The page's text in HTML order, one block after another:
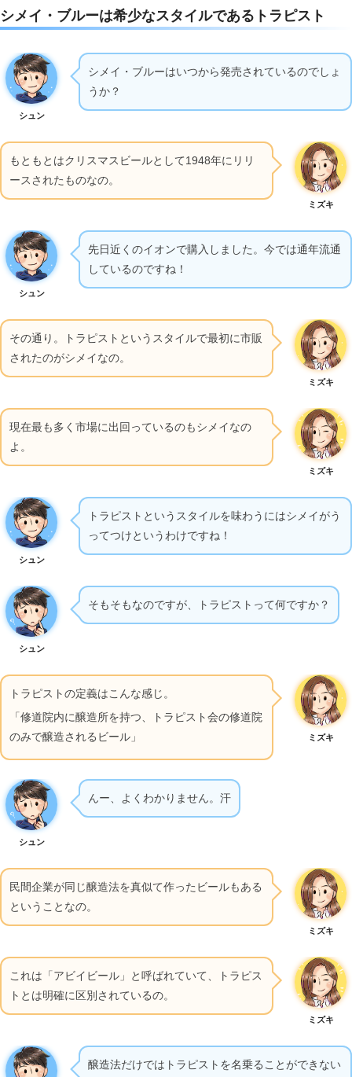
シメイ・ブルーは希少なスタイルであるトラピスト
シュン
シメイ・ブルーはいつから発売されているのでしょ
うか？
もともとはクリスマスビールとして1948年にリリ
ースされたものなの。
ミズキ
シュン
先日近くのイオンで購入しました。今では通年流通
しているのですね！
その通り。トラピストというスタイルで最初に市販
されたのがシメイなの。
ミズキ
現在最も多く市場に出回っているのもシメイなの
よ。
ミズキ
シュン
トラピストというスタイルを味わうにはシメイがう
ってつけというわけですね！
シュン
そもそもなのですが、トラピストって何ですか？
トラピストの定義はこんな感じ。
「修道院内に醸造所を持つ、トラピスト会の修道院
のみで醸造されるビール」
ミズキ
シュン
んー、よくわかりません。汗
民間企業が同じ醸造法を真似て作ったビールもある
ということなの。
ミズキ
これは「アビイビール」と呼ばれていて、トラピス
トとは明確に区別されているの。
ミズキ
醸造法だけではトラピストを名乗ることができない